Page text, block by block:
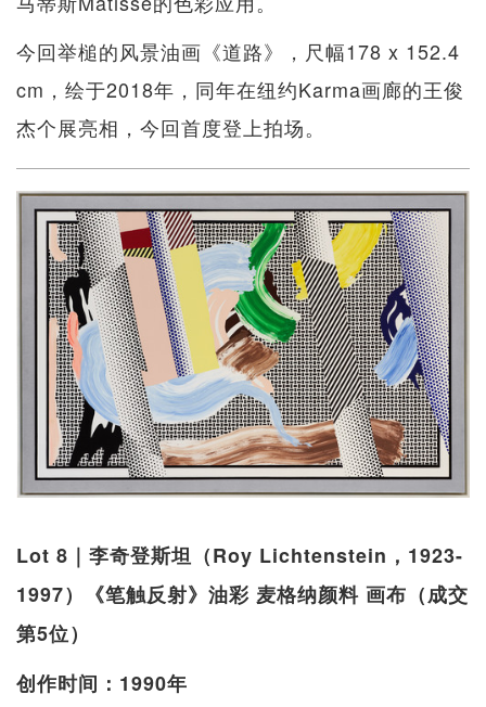
今回举槌的风景油画《道路》，尺幅178 x 152.4
cm，绘于2018年，同年在纽约Karma画廊的王俊
杰个展亮相，今回首度登上拍场。
Lot 8｜李奇登斯坦（Roy Lichtenstein，1923-
1997）《笔触反射》油彩 麦格纳颜料 画布（成交
第5位）
创作时间：1990年